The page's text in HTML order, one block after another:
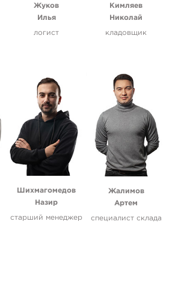
Жуков
Илья
логист
Кимляев
Николай
кладовщик
Шихмагомедов
Назир
старший менеджер
Жалимов
Артем
специалист склада